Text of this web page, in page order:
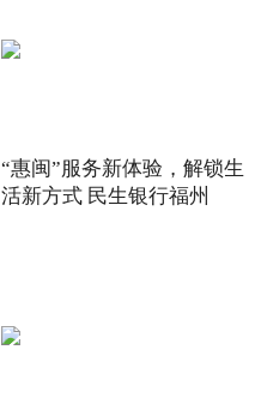
“惠闽”服务新体验，解锁生
活新方式 民生银行福州